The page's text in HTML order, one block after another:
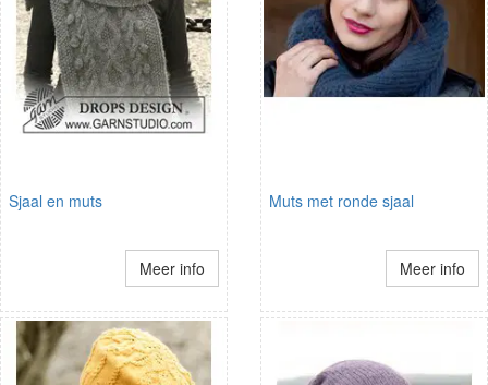
Sjaal en muts
Meer info
Muts met ronde sjaal
Meer info